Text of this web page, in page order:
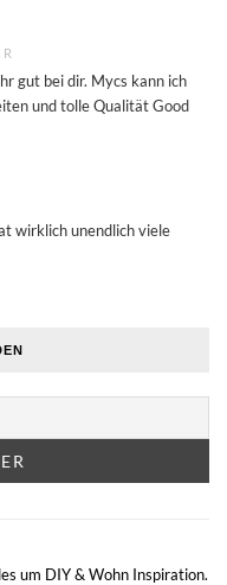
gut bei dir. Mycs kann ich
und tolle Qualität Good
wirklich unendlich viele
um DIY & Wohn Inspiration.